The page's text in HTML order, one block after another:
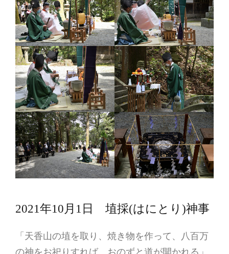
2021年10月1日 埴採(はにとり)神事
「天香山の埴を取り、焼き物を作って、八百万
の神をお祀りすれば、おのずと道が開かれる」